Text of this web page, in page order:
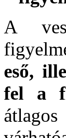
A
eső,
fel a